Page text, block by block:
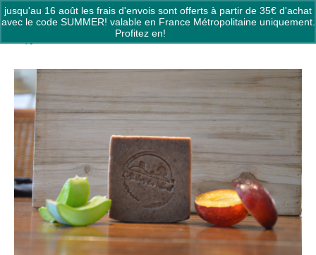
jusqu'au 16 août les frais d'envois sont offerts à partir de 35€ d'achat
avec le code SUMMER! valable en France Métropolitaine uniquement.
Profitez en!